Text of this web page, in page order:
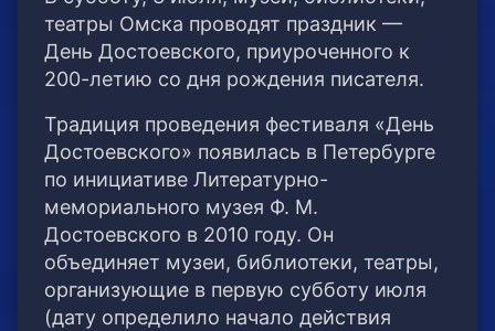
театры Омска проводят праздник —
День Достоевского, приуроченного к
200-летию со дня рождения писателя.
Традиция проведения фестиваля «День
Достоевского» появилась в Петербурге
по инициативе Литературно-
мемориального музея Ф. М.
Достоевского в 2010 году. Он
объединяет музеи, библиотеки, театры,
организующие в первую субботу июля
(дату определило начало действия